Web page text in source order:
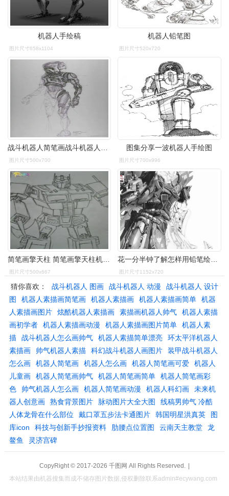
机器人手绘稿
图片尺寸658x1104
机器人铅笔图
图片尺寸520x720
图片尺寸500x700
图集分享一波机器人手绘图
图片尺寸700x996
图片尺寸500x667 图片尺寸1152x720
猜你喜欢： 战斗机器人 图画 战斗机器人 动漫
战斗机器人 设计
图
机器人素描画简笔画 机器人素描画 机器人素描画简单
机器
人素描画图片
炫酷机器人素描画 素描画机器人帅气
机器人素描
画初学者
机器人素描画动漫 机器人素描画图片简单
机器人素
描
战斗机器人怎么画帅气 机器人素描简单漂亮
环太平洋机器人
素描画
帅气机器人素描 科幻战斗机器人画图片
装甲战斗机器人
怎么画
机器人简笔画 机器人怎么画 机器人简笔画可爱
机器人
儿童画
机器人简笔画帅气 机器人简笔画简单
机器人简笔画彩
色
帅气机器人怎么画 机器人简笔画动漫 机器人科幻画
未来机
器人创意画
熟食背景图片 脉动图片大全大图
线稿男帅气 冷酷
人体龙骨在什么部位
戴口罩五步法卡通图片 韩国明星洪真英
图
库icon
科技与创新手抄报资料 肋腰点位置图 云南天主教堂
龙
鳌鱼
灵济宫碑
CopyRight © 2017-2026 千图网 All Rights Reserved.
|
本站结果由机器搜集而成不储存图片数据,侵权删除联系admin#ecywang.com